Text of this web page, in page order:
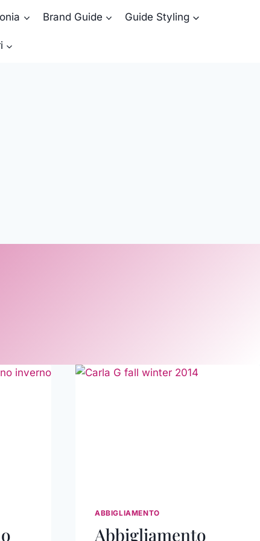
Brand Guide Guide Styling
ABBIGLIAMENTO
Abbigliamento